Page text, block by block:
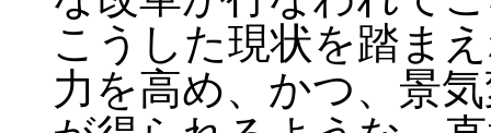
こうした現状を踏ま
力を高め、かつ、景